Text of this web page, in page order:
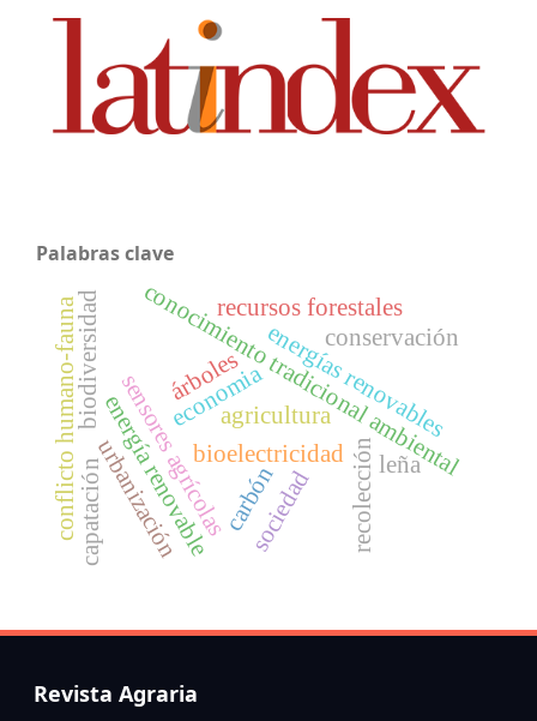
Palabras clave
bioelectricidad
energías renovables
sensores agrícolasagricultura
conocimiento tradicional ambiental
recolección
árboles
carbón
energía renovable leña
recursos forestales
biodiversidad
conflicto humano-fauna conservación
urbanización
capatación
economia
sociedad
Revista Agraria